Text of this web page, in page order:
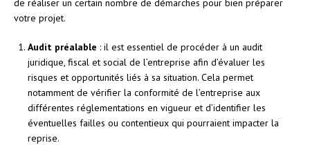
de réaliser un certain nombre de démarches pour bien préparer
votre projet.
Audit préalable : il est essentiel de procéder à un audit
juridique, fiscal et social de l’entreprise afin d’évaluer les
risques et opportunités liés à sa situation. Cela permet
notamment de vérifier la conformité de l’entreprise aux
différentes réglementations en vigueur et d’identifier les
éventuelles failles ou contentieux qui pourraient impacter la
reprise.